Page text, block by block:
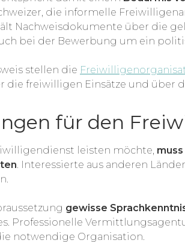
die informelle
Nachweisdokumente über die
bei der Bewerbung um ein
stellen die
die freiwilligen Einsätze und über
für den
leisten möchte,
. Interessierte aus anderen
gewisse
Professionelle
notwendige Organisation.